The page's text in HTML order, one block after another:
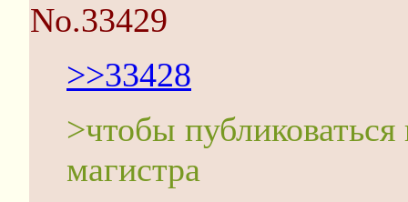
No.33429
>>33428
>чтобы
магистра